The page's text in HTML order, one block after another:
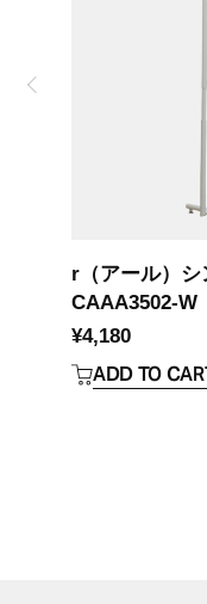
r（アール）シ
CAAA3502-W
¥4,180
ADD TO